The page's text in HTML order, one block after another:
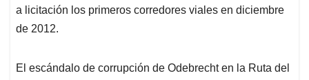
a licitación los primeros corredores viales en diciembre
de 2012.
El escándalo de corrupción de Odebrecht en la Ruta del